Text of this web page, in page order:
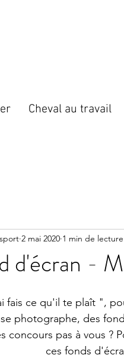
Cheval au travail
d'écran -
2 mai 2020 1 min de lecture
fais ce qu'il te plaît ",
photographe, des
concours pas à vous
ces fonds